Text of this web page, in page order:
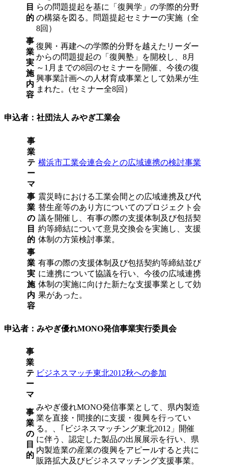
目
的
らの問題提起を基に「復興学」の学際的分野
の構築を図る。問題提起セミナーの実施（全
8回）
事
業
実
施
内
容
復興・再建への学際的分野を越えたリーダー
からの問題提起の「復興塾」を開校し、8月
～1月までの8回のセミナーを開催、今後の復
興事業計画への人材育成事業として効果が生
まれた。(セミナー全8回）
申込者：社団法人 みやぎ工業会
事
業
テ
ー
マ
横浜市工業会連合会との広域連携の検討事業
事
業
の
目
的
震災時における工業会間との広域連携及び代
替生産等のあり方についてのプロジェクト会
議を開催し、有事の際の支援体制及び包括契
約等締結について意見交換会を実施し、支援
体制の方策検討事業。
事
業
実
施
内
容
有事の際の支援体制及び包括契約等締結並び
に連携について協議を行い、今後の広域連携
体制の実施に向けた新たな支援事業として効
果があった。
申込者：みやぎ優れMONO発信事業実行委員会
事
業
テ
ー
マ
ビジネスマッチ東北2012秋への参加
事
業
の
目
的
みやぎ優れMONO発信事業として、県内製造
業を直接・間接的に支援・復興を行ってい
る。、｢ビジネスマッチング東北2012」開催
に伴う、認定した製品の出展展示を行い、県
内製造業の産業の復興をアピールすると共に
販路拡大及びビジネスマッチング支援事業。